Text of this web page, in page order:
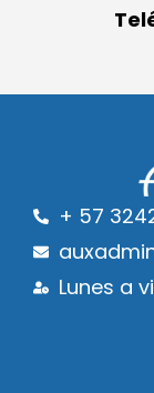
+ 57
Lunes a